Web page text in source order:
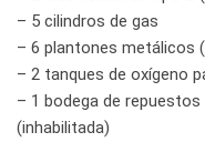
– 5 cilindros de gas
– 6 plantones metálicos
– 2 tanques de oxígeno
– 1 bodega de
(inhabilitada)